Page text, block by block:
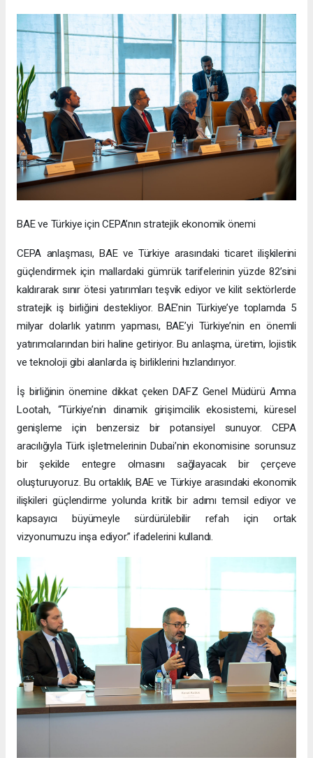
BAE ve Türkiye için CEPA’nın stratejik ekonomik önemi
CEPA anlaşması, BAE ve Türkiye arasındaki ticaret ilişkilerini
güçlendirmek için mallardaki gümrük tarifelerinin yüzde 82’sini
kaldırarak sınır ötesi yatırımları teşvik ediyor ve kilit sektörlerde
stratejik iş birliğini destekliyor. BAE’nin Türkiye’ye toplamda 5
milyar dolarlık yatırım yapması, BAE’yi Türkiye’nin en önemli
yatırımcılarından biri haline getiriyor. Bu anlaşma, üretim, lojistik
ve teknoloji gibi alanlarda iş birliklerini hızlandırıyor.
İş birliğinin önemine dikkat çeken DAFZ Genel Müdürü Amna
Lootah, “Türkiye’nin dinamik girişimcilik ekosistemi, küresel
genişleme için benzersiz bir potansiyel sunuyor. CEPA
aracılığıyla Türk işletmelerinin Dubai’nin ekonomisine sorunsuz
bir şekilde entegre olmasını sağlayacak bir çerçeve
oluşturuyoruz. Bu ortaklık, BAE ve Türkiye arasındaki ekonomik
ilişkileri güçlendirme yolunda kritik bir adımı temsil ediyor ve
kapsayıcı büyümeyle sürdürülebilir refah için ortak
vizyonumuzu inşa ediyor.” ifadelerini kullandı.